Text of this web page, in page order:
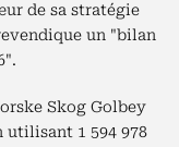
de sa stratégie
un "bilan
Skog Golbey
utilisant 1 594 978